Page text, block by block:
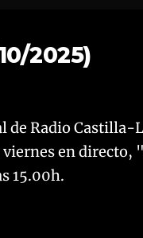
2025)
Radio Castilla-
viernes en directo,
15.00h.